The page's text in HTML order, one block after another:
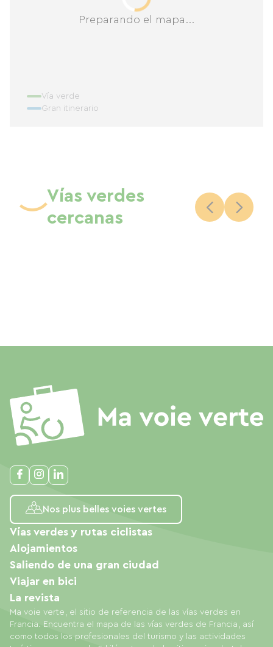
Preparando el mapa...
Vía verde
Gran itinerario
Vías verdes
cercanas
Nos plus belles voies vertes
Ma voie verte, el sitio de referencia de las vías verdes en
Francia. Encuentra el mapa de las vías verdes de Francia, así
como todos los profesionales del turismo y las actividades
Vías verdes y rutas ciclistas
Alojamientos
Saliendo de una gran ciudad
Viajar en bici
La revista